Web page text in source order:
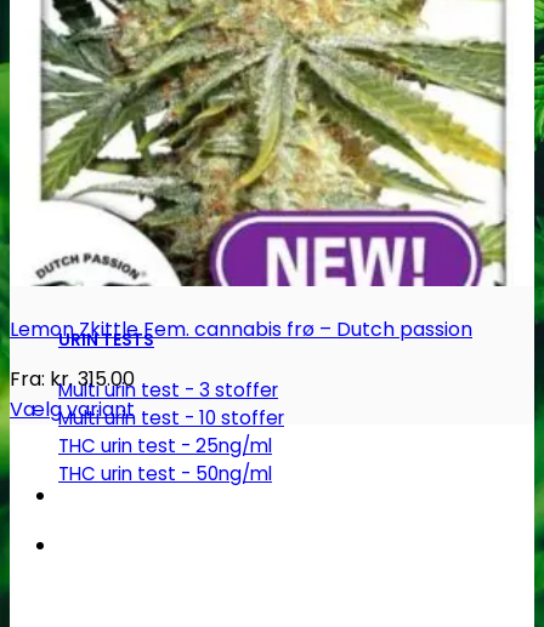
THC test
Cannabinoider test
Robadope
Robadope tests
Simons tests
Test af primære aminer
URIN TESTS
Multi urin test - 3 stoffer
Multi urin test - 10 stoffer
THC urin test - 25ng/ml
THC urin test - 50ng/ml
Lemon Zkittle Fem. cannabis frø – Dutch passion
Fra: kr.315.00
Vælg variant
Dette
vare
har
flere
Mulighederne